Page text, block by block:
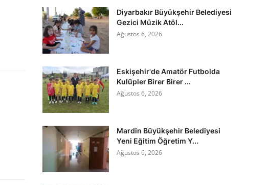
Diyarbakır Büyükşehir Belediyesi
Gezici Müzik Atöl...
Ağustos 6, 2026
Eskişehir'de Amatör Futbolda
Kulüpler Birer Birer ...
Ağustos 6, 2026
Mardin Büyükşehir Belediyesi
Yeni Eğitim Öğretim Y...
Ağustos 6, 2026